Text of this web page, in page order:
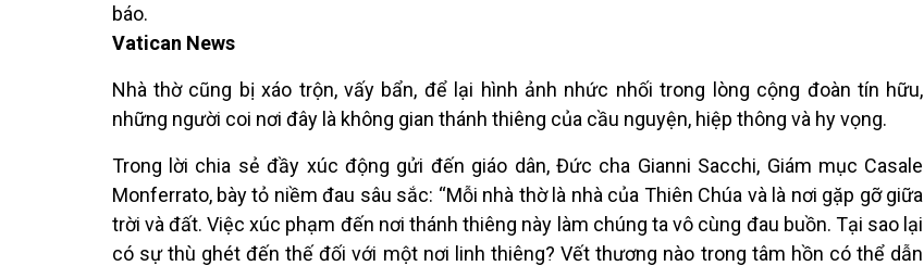
báo.
Vatican News
Nhà thờ cũng bị xáo trộn, vấy bẩn, để lại hình ảnh nhức nhối trong lòng cộng đoàn tín hữu,
những người coi nơi đây là không gian thánh thiêng của cầu nguyện, hiệp thông và hy vọng.
Trong lời chia sẻ đầy xúc động gửi đến giáo dân, Đức cha Gianni Sacchi, Giám mục Casale
Monferrato, bày tỏ niềm đau sâu sắc: “Mỗi nhà thờ là nhà của Thiên Chúa và là nơi gặp gỡ giữa
trời và đất. Việc xúc phạm đến nơi thánh thiêng này làm chúng ta vô cùng đau buồn. Tại sao lại
có sự thù ghét đến thế đối với một nơi linh thiêng? Vết thương nào trong tâm hồn có thể dẫn